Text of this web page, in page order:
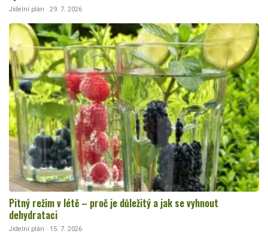
Jídelní plán · 29. 7. 2026
Pitný režim v létě – proč je důležitý a jak se vyhnout
dehydrataci
Jídelní plán · 15. 7. 2026